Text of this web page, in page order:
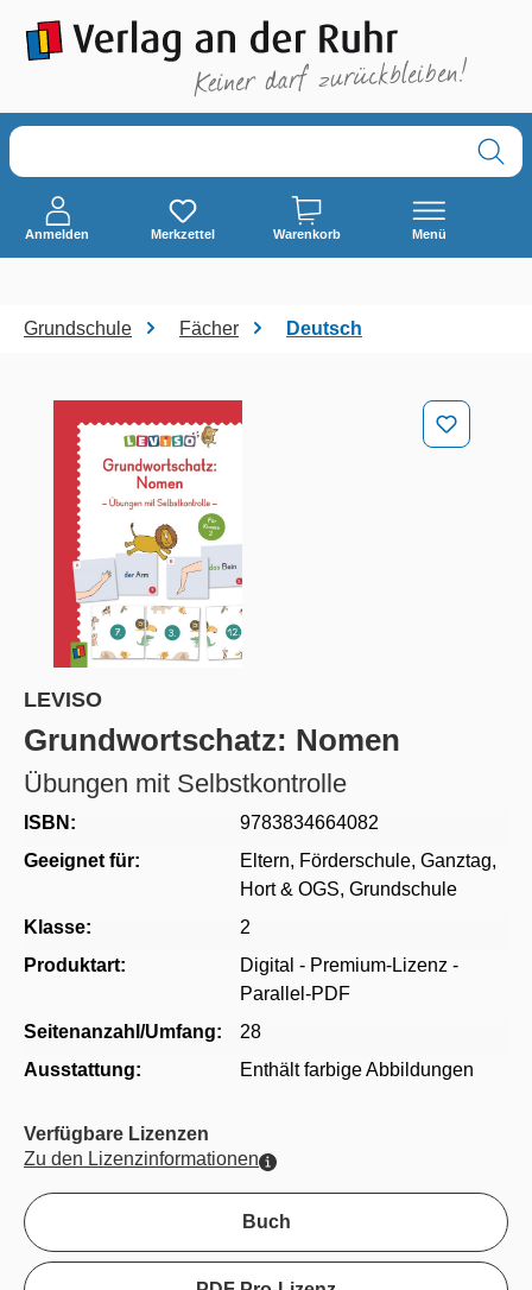
springen
Anmelden Merkzettel Warenkorb Menü
Grundschule Fächer Deutsch
LEVISO
Grundwortschatz: Nomen
Übungen mit Selbstkontrolle
ISBN:
9783834664082
Geeignet für:
Eltern, Förderschule, Ganztag,
Hort & OGS, Grundschule
Klasse:
2
Produktart:
Digital - Premium-Lizenz -
Parallel-PDF
Seitenanzahl/Umfang:
28
Ausstattung:
Enthält farbige Abbildungen
Verfügbare Lizenzen
Zu den Lizenzinformationen
Buch